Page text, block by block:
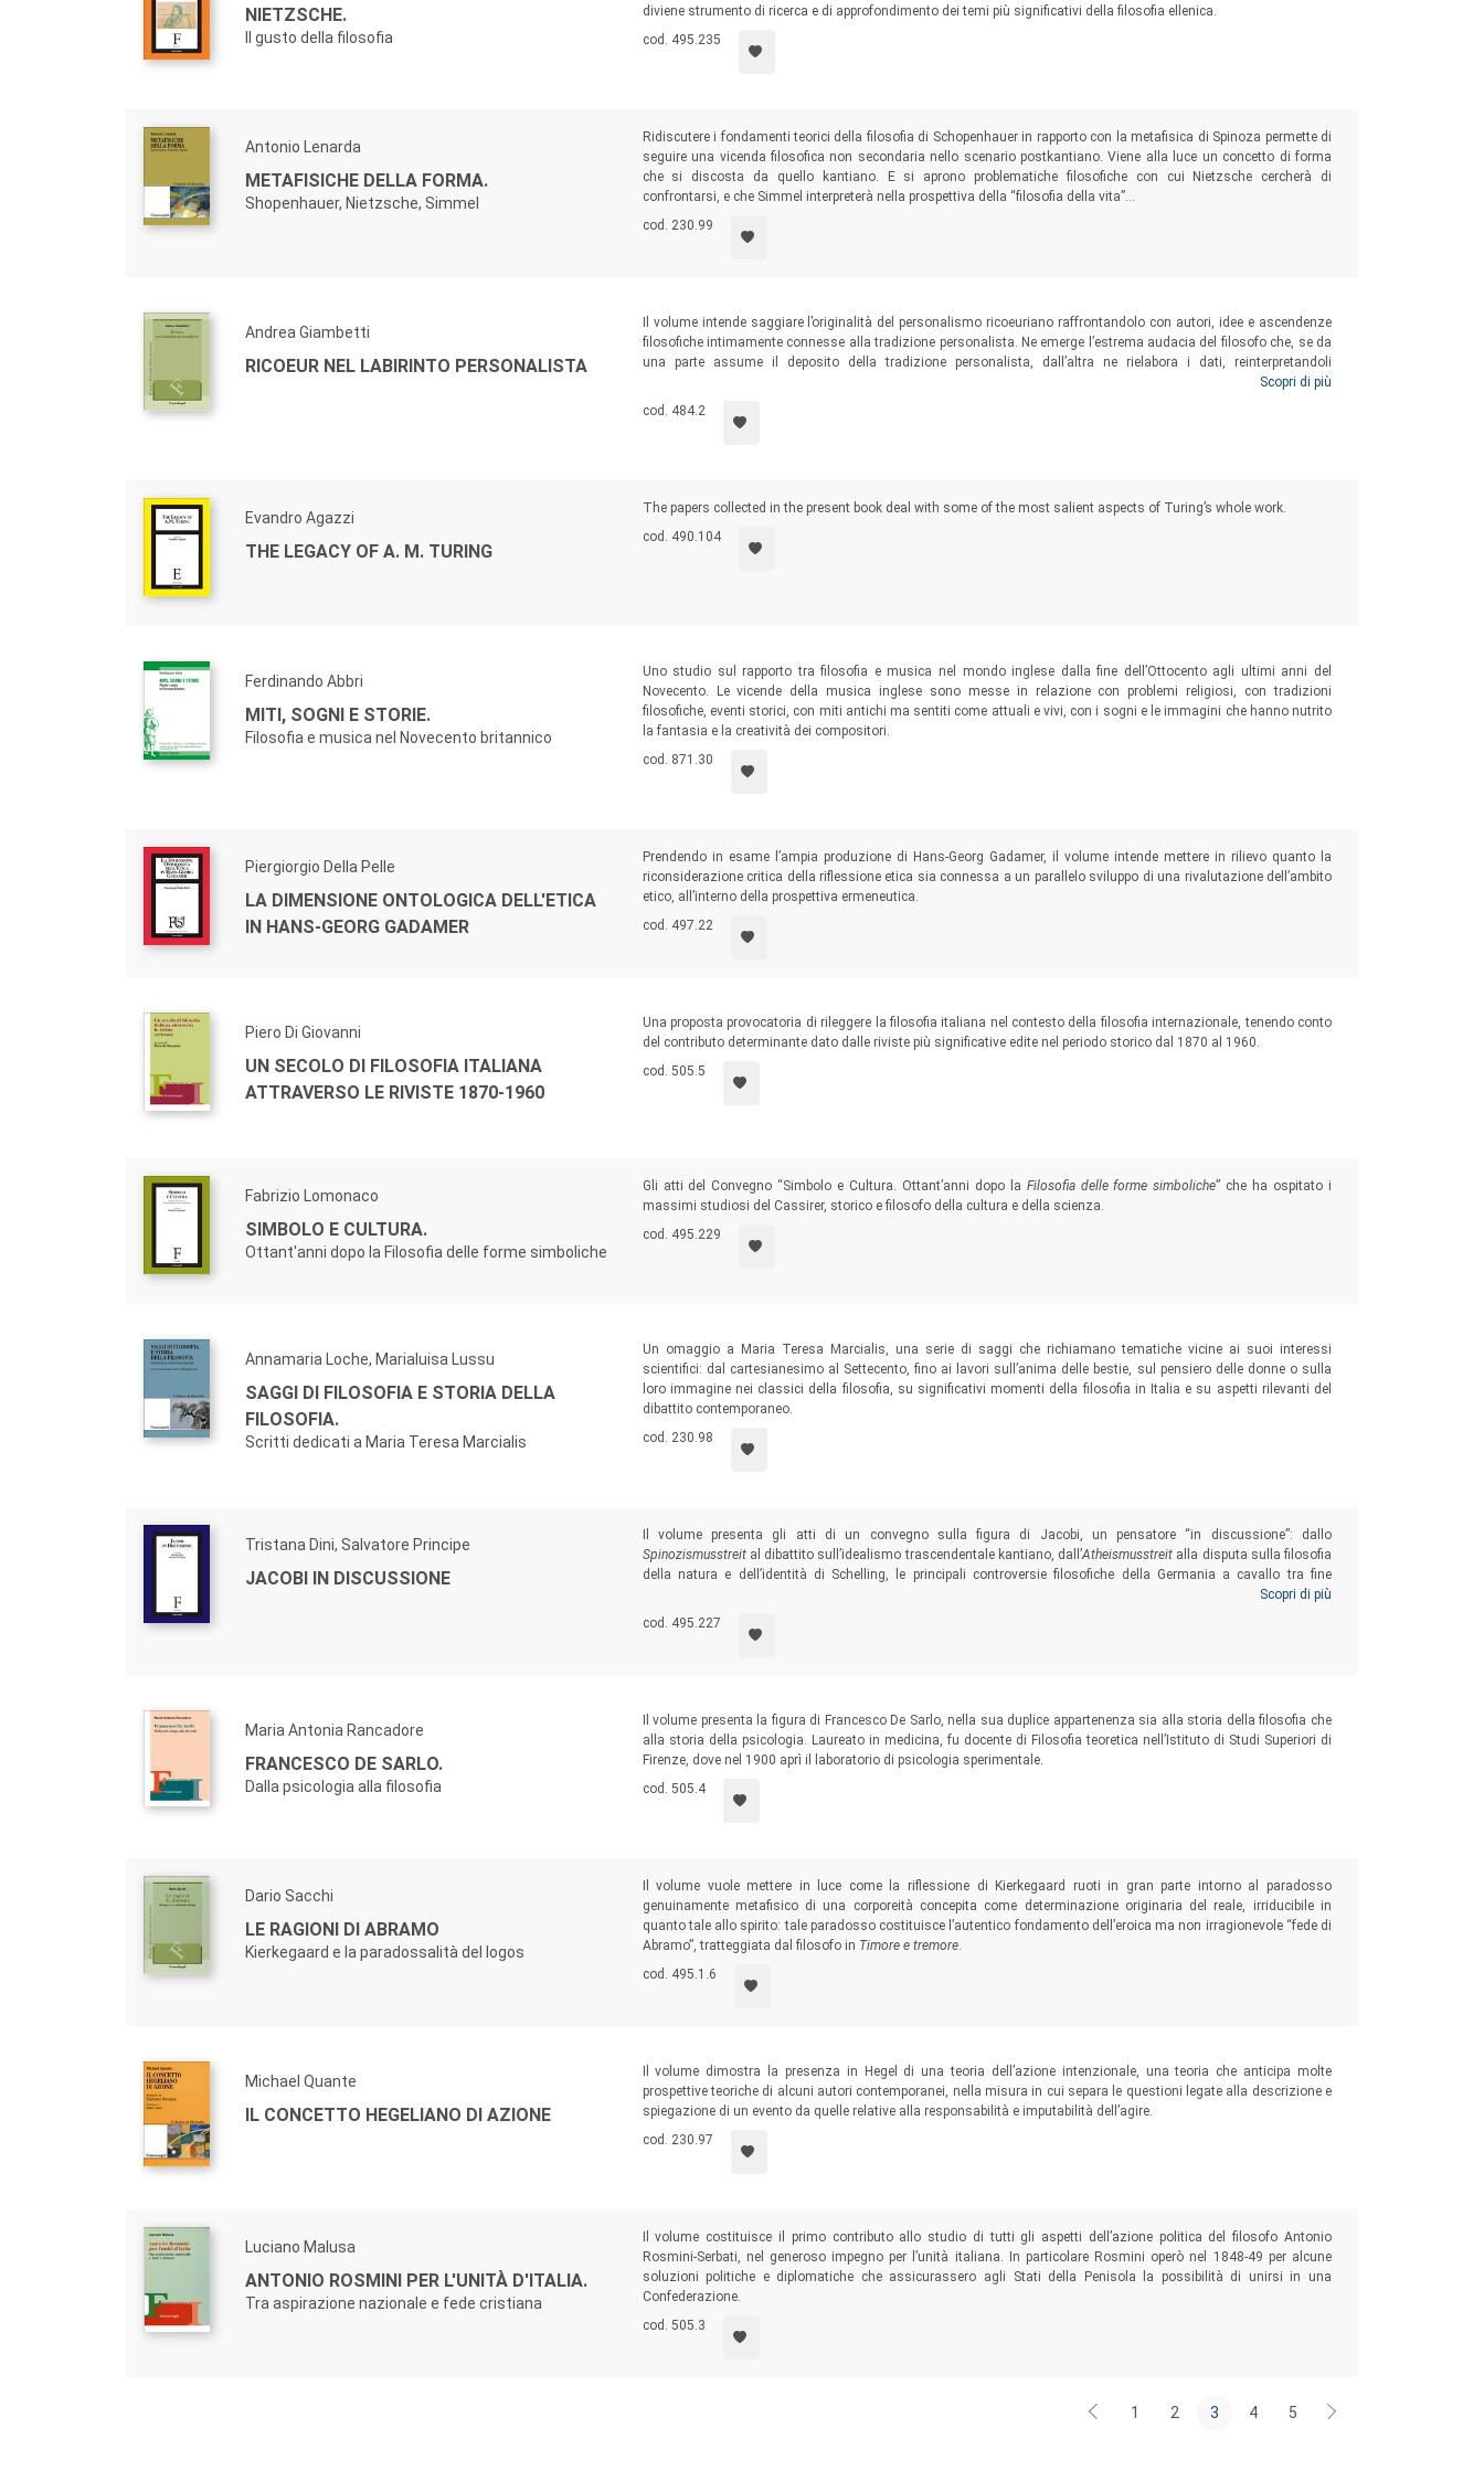
NIETZSCHE.
Il gusto della filosofia
diviene strumento di ricerca e di approfondimento dei temi più significativi della filosofia ellenica.
cod. 495.235
Antonio Lenarda
METAFISICHE DELLA FORMA.
Shopenhauer, Nietzsche, Simmel
Ridiscutere i fondamenti teorici della filosofia di Schopenhauer in rapporto con la metafisica di Spinoza permette di
seguire una vicenda filosofica non secondaria nello scenario postkantiano. Viene alla luce un concetto di forma
che si discosta da quello kantiano. E si aprono problematiche filosofiche con cui Nietzsche cercherà di
confrontarsi, e che Simmel interpreterà nella prospettiva della “filosofia della vita”...
cod. 230.99
Andrea Giambetti
RICOEUR NEL LABIRINTO PERSONALISTA
Il volume intende saggiare l’originalità del personalismo ricoeuriano raffrontandolo con autori, idee e ascendenze
filosofiche intimamente connesse alla tradizione personalista. Ne emerge l’estrema audacia del filosofo che, se da
una parte assume il deposito della tradizione personalista, dall’altra ne rielabora i dati, reinterpretandoli
liberamente e inserendoli nel contesto di quella fenomenologia ermeneutica che lo ha imposto all’attenzione del
grande pubblico.
Scopri di più
cod. 484.2
Evandro Agazzi
THE LEGACY OF A. M. TURING
The papers collected in the present book deal with some of the most salient aspects of Turing’s whole work.
cod. 490.104
Ferdinando Abbri
MITI, SOGNI E STORIE.
Filosofia e musica nel Novecento britannico
Uno studio sul rapporto tra filosofia e musica nel mondo inglese dalla fine dell’Ottocento agli ultimi anni del
Novecento. Le vicende della musica inglese sono messe in relazione con problemi religiosi, con tradizioni
filosofiche, eventi storici, con miti antichi ma sentiti come attuali e vivi, con i sogni e le immagini che hanno nutrito
la fantasia e la creatività dei compositori.
cod. 871.30
Piergiorgio Della Pelle
LA DIMENSIONE ONTOLOGICA DELL'ETICA
IN HANS-GEORG GADAMER
Prendendo in esame l’ampia produzione di Hans-Georg Gadamer, il volume intende mettere in rilievo quanto la
riconsiderazione critica della riflessione etica sia connessa a un parallelo sviluppo di una rivalutazione dell’ambito
etico, all’interno della prospettiva ermeneutica.
cod. 497.22
Piero Di Giovanni
UN SECOLO DI FILOSOFIA ITALIANA
ATTRAVERSO LE RIVISTE 1870-1960
Una proposta provocatoria di rileggere la filosofia italiana nel contesto della filosofia internazionale, tenendo conto
del contributo determinante dato dalle riviste più significative edite nel periodo storico dal 1870 al 1960.
cod. 505.5
Fabrizio Lomonaco
SIMBOLO E CULTURA.
Ottant'anni dopo la Filosofia delle forme simboliche
Gli atti del Convegno “Simbolo e Cultura. Ottant’anni dopo la Filosofia delle forme simboliche” che ha ospitato i
massimi studiosi del Cassirer, storico e filosofo della cultura e della scienza.
cod. 495.229
Annamaria Loche, Marialuisa Lussu
SAGGI DI FILOSOFIA E STORIA DELLA
FILOSOFIA.
Scritti dedicati a Maria Teresa Marcialis
Un omaggio a Maria Teresa Marcialis, una serie di saggi che richiamano tematiche vicine ai suoi interessi
scientifici: dal cartesianesimo al Settecento, fino ai lavori sull’anima delle bestie, sul pensiero delle donne o sulla
loro immagine nei classici della filosofia, su significativi momenti della filosofia in Italia e su aspetti rilevanti del
dibattito contemporaneo.
cod. 230.98
Tristana Dini, Salvatore Principe
JACOBI IN DISCUSSIONE
Il volume presenta gli atti di un convegno sulla figura di Jacobi, un pensatore “in discussione”: dallo
Spinozismusstreital dibattito sull’idealismo trascendentale kantiano, dall’Atheismusstreit alla disputa sulla filosofia
della natura e dell’identità di Schelling, le principali controversie filosofiche della Germania a cavallo tra fine
Settecento e inizio Ottocento vedono Jacobi protagonista di un intenso confronto con i contemporanei…Scopri di più
cod. 495.227
Maria Antonia Rancadore
FRANCESCO DE SARLO.
Dalla psicologia alla filosofia
Il volume presenta la figura di Francesco De Sarlo, nella sua duplice appartenenza sia alla storia della filosofia che
alla storia della psicologia. Laureato in medicina, fu docente di Filosofia teoretica nell’Istituto di Studi Superiori di
Firenze, dove nel 1900 aprì il laboratorio di psicologia sperimentale.
cod. 505.4
Dario Sacchi
LE RAGIONI DI ABRAMO
Kierkegaard e la paradossalità del logos
Il volume vuole mettere in luce come la riflessione di Kierkegaard ruoti in gran parte intorno al paradosso
genuinamente metafisico di una corporeità concepita come determinazione originaria del reale, irriducibile in
quanto tale allo spirito: tale paradosso costituisce l’autentico fondamento dell’eroica ma non irragionevole “fede di
Abramo”, tratteggiata dal filosofo in Timore e tremore.
cod. 495.1.6
Michael Quante
IL CONCETTO HEGELIANO DI AZIONE
Il volume dimostra la presenza in Hegel di una teoria dell’azione intenzionale, una teoria che anticipa molte
prospettive teoriche di alcuni autori contemporanei, nella misura in cui separa le questioni legate alla descrizione e
spiegazione di un evento da quelle relative alla responsabilità e imputabilità dell’agire.
cod. 230.97
Luciano Malusa
ANTONIO ROSMINI PER L'UNITÀ D'ITALIA.
Tra aspirazione nazionale e fede cristiana
Il volume costituisce il primo contributo allo studio di tutti gli aspetti dell’azione politica del filosofo Antonio
Rosmini-Serbati, nel generoso impegno per l’unità italiana. In particolare Rosmini operò nel 1848-49 per alcune
soluzioni politiche e diplomatiche che assicurassero agli Stati della Penisola la possibilità di unirsi in una
Confederazione.
cod. 505.3
1 2 3 4 5